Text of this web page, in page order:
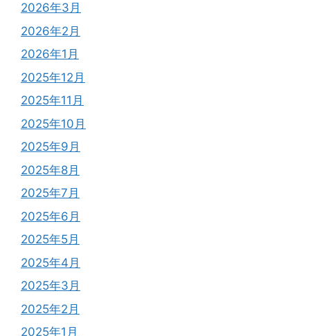
2026年3月
2026年2月
2026年1月
2025年12月
2025年11月
2025年10月
2025年9月
2025年8月
2025年7月
2025年6月
2025年5月
2025年4月
2025年3月
2025年2月
2025年1月